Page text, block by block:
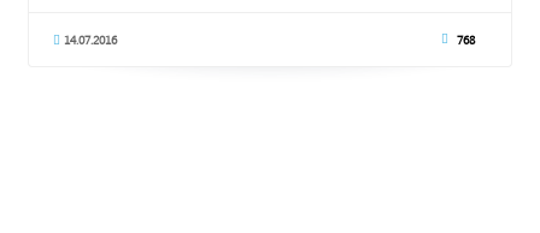
14.07.2016 768